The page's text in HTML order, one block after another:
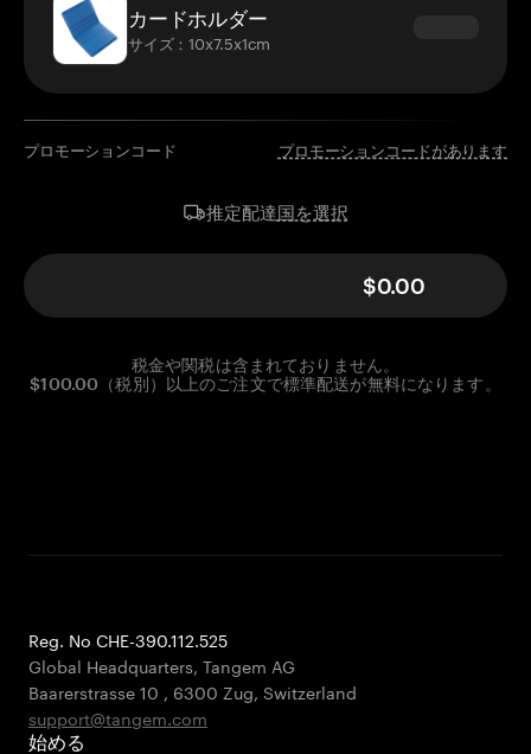
カードホルダー
サイズ：10x7.5x1cm
プロモーションコード プロモーションコードがあります
推定配達国を選択
$0.00
税金や関税は含まれておりません。
$100.00（税別）以上のご注文で標準配送が無料になります。
Reg. No CHE-390.112.525
Global Headquarters, Tangem AG
Baarerstrasse 10 , 6300 Zug, Switzerland
support@tangem.com
始める